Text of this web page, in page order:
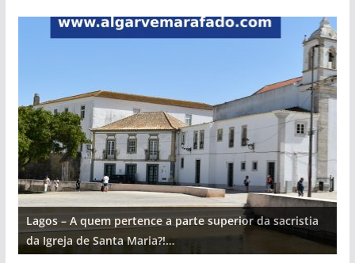
Lagos – A quem pertence a parte superior da sacristia
da Igreja de Santa Maria?!…